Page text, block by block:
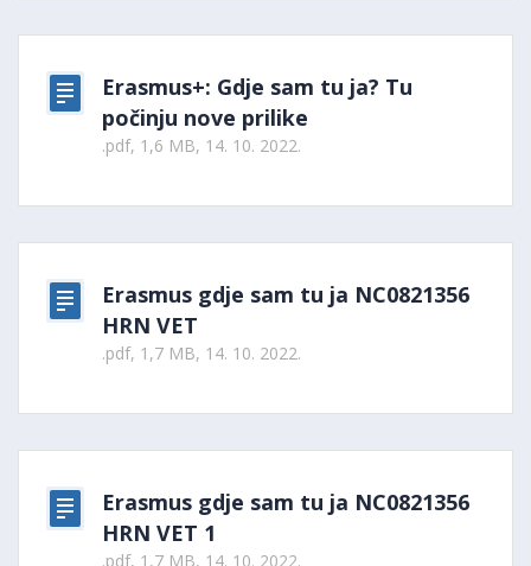
Erasmus+: Gdje sam tu ja? Tu
počinju nove prilike
.pdf, 1,6 MB, 14. 10. 2022.
Erasmus gdje sam tu ja NC0821356
HRN VET
.pdf, 1,7 MB, 14. 10. 2022.
Erasmus gdje sam tu ja NC0821356
HRN VET 1
.pdf, 1,7 MB, 14. 10. 2022.